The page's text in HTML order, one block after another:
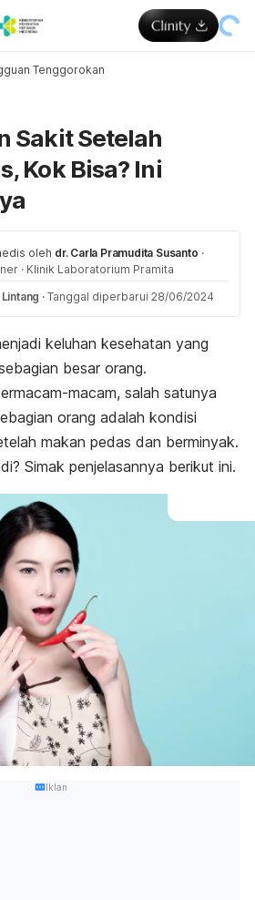
Tenggorokan
Sakit Setelah
Kok Bisa? Ini
oleh dr. Carla Pramudita Susanto ·
· Klinik Laboratorium Pramita
· Tanggal diperbarui 28/06/2024
keluhan kesehatan yang
besar orang.
macam, salah satunya
orang adalah kondisi
makan pedas dan berminyak.
Simak penjelasannya berikut ini.
Iklan